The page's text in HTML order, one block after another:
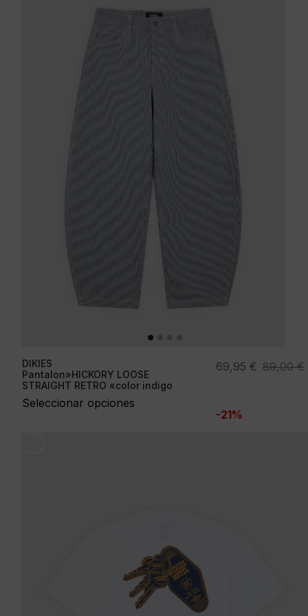
DIKIES
Pantalon»HICKORY LOOSE
STRAIGHT RETRO «color indigo
Seleccionar opciones
89,00€
El
era:
69,95 €
El
es:
-21%